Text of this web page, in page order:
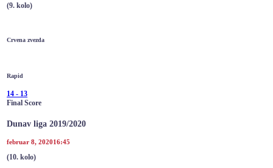
(9. kolo)
Crvena zvezda
Rapid
14 - 13
Final Score
Dunav liga 2019/2020
februar 8, 202016:45
(10. kolo)